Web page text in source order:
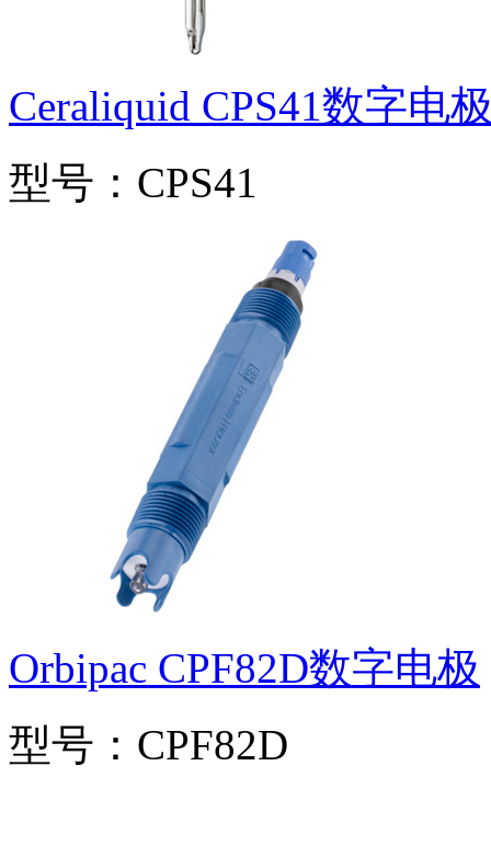
Ceraliquid CPS41数字电
型号：CPS41
Orbipac CPF82D数字电极
型号：CPF82D